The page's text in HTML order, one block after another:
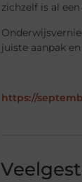
zichzelf is al
juiste aanpak
https://